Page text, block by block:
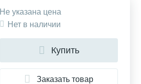
Не указана цена
Нет в наличии
Купить
Заказать товар